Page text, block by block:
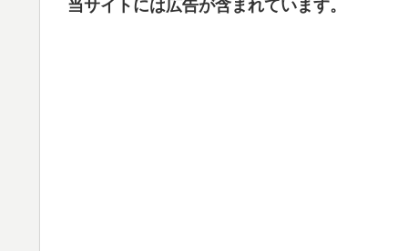
当サイトには広告が含まれています。